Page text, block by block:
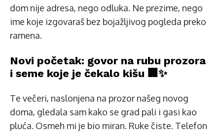
dom nije adresa, nego odluka. Ne prezime, nego
ime koje izgovaraš bez bojažljivog pogleda preko
ramena.
Novi početak: govor na rubu prozora
i seme koje je čekalo kišu 🏢✨
Te večeri, naslonjena na prozor našeg novog
doma, gledala sam kako se grad pali i gasi kao
pluća. Osmeh mi je bio miran. Ruke čiste. Telefon